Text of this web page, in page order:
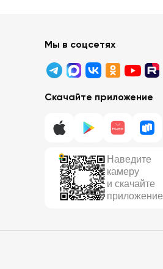
Мы в соцсетях
Скачайте приложение
Наведите
камеру
и скачайте
приложение